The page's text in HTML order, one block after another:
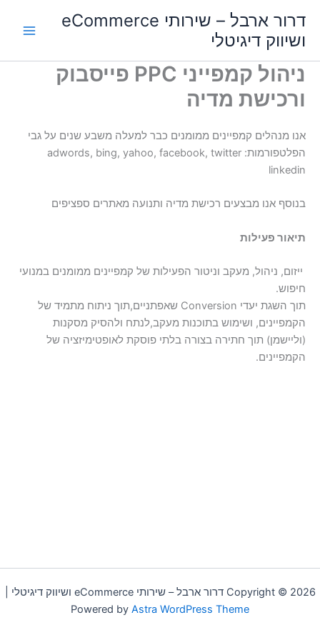
לתוכן
דרור ארבל – שירותי eCommerce
ושיווק דיגיטלי
ניהול קמפייני PPC פייסבוק
ורכישת מדיה
אנו מנהלים קמפיינים ממומנים כבר למעלה משבע שנים על גבי
הפלטפורמות: adwords, bing, yahoo, facebook, twitter
linkedin
בנוסף אנו מבצעים רכישת מדיה ותנועה מאתרים ספציפים
תיאור פעילות
ייזום, ניהול, מעקב וניטור הפעילות של קמפיינים ממומנים במנועי
חיפוש.
תוך השגת יעדי Conversion שאפתניים,תוך ניתוח מתמיד של
הקמפיינים, ושימוש בתוכנות מעקב,לנתח ולהסיק מסקנות
(וליישמן) תוך חתירה בצורה בלתי פוסקת לאופטימיזציה של
הקמפיינים.
Copyright © 2026 דרור ארבל – שירותי eCommerce ושיווק דיגיטלי |
Powered by Astra WordPress Theme